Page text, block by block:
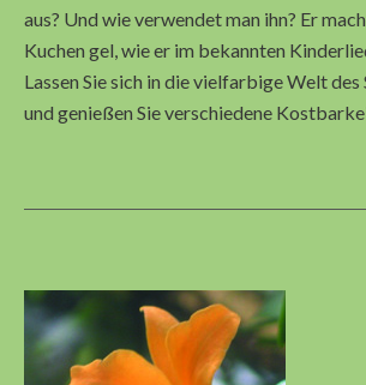
aus? Und wie verwendet man ihn? Er
Kuchen gel, wie er im bekannten
Lassen Sie sich in die vielfarbige Welt
und genießen Sie verschiedene